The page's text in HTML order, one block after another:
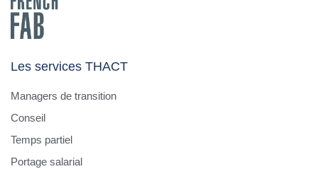
Les services THACT
Managers de transition
Conseil
Temps partiel
Portage salarial